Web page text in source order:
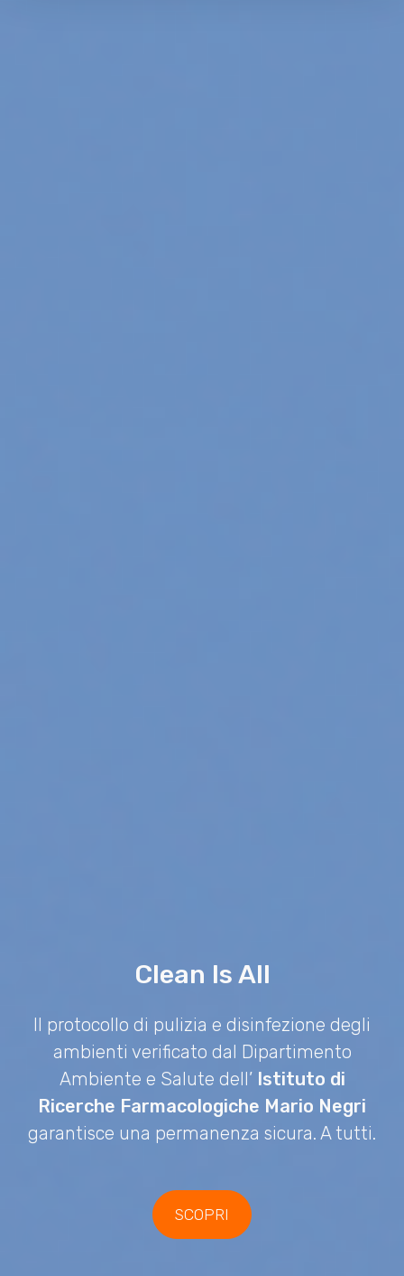
Clean Is All
Il protocollo di pulizia e disinfezione degli
ambienti verificato dal Dipartimento
Ambiente e Salute dell’Istituto di
Ricerche Farmacologiche Mario Negri
garantisce una permanenza sicura. A tutti.
SCOPRI